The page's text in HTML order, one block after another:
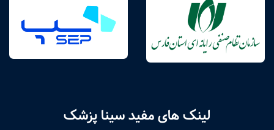
لینک های مفید سینا پزشک